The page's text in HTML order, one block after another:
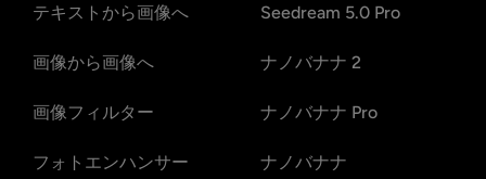
テキストから画像へ
画像から画像へ
画像フィルター
フォトエンハンサー
Seedream 5.0 Pro
ナノバナナ 2
ナノバナナ Pro
ナノバナナ